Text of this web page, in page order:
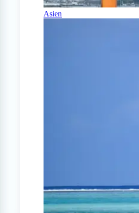
Asien